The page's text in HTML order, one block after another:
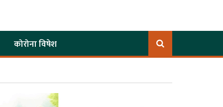
कोरोना विषेश